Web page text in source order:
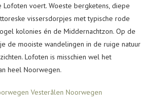
Lofoten voert. Woeste bergketens, diepe
vissersdorpjes met typische rode
kolonies én de Middernachtzon. Op de
de mooiste wandelingen in de ruige natuur
Lofoten is misschien wel het
heel Noorwegen.